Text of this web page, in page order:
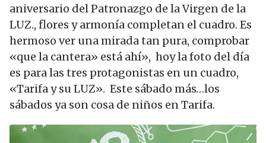
aniversario del Patronazgo de la Virgen de la
LUZ., flores y armonía completan el cuadro. Es
hermoso ver una mirada tan pura, comprobar
«que la cantera» está ahí», hoy la foto del día
es para las tres protagonistas en un cuadro,
«Tarifa y su LUZ». Este sábado más…los
sábados ya son cosa de niños en Tarifa.